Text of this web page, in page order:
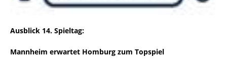
Ausblick 14. Spieltag:
Mannheim erwartet Homburg zum Topspiel